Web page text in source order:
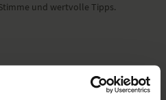
und wertvolle Tipps.